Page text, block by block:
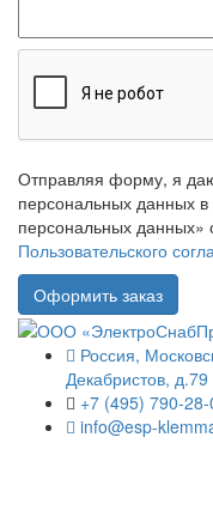
Отправляя форму, я
персональных данных
персональных
Пользовательского
Россия,
Декабристов,
+7 (495) 790-28-
info@esp-